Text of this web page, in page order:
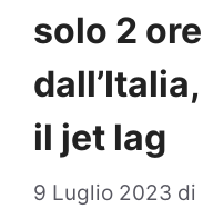
solo 2
il jet lag
9 Luglio 2023 di